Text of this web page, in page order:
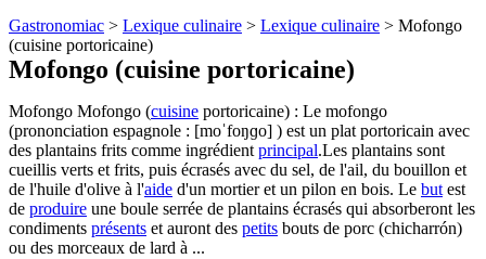
Gastronomiac > Lexique culinaire > Lexique culinaire > Mofongo
(cuisine portoricaine)
Mofongo (cuisine portoricaine)
Mofongo Mofongo (cuisine portoricaine) : Le mofongo
(prononciation espagnole : [moˈfoŋɡo] ) est un plat portoricain avec
des plantains frits comme ingrédient principal.Les plantains sont
cueillis verts et frits, puis écrasés avec du sel, de l'ail, du bouillon et
de l'huile d'olive à l'aide d'un mortier et un pilon en bois. Le but est
de produire une boule serrée de plantains écrasés qui absorberont les
condiments présents et auront des petits bouts de porc (chicharrón)
ou des morceaux de lard à ...